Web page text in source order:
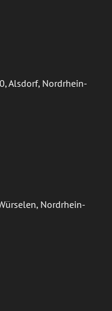
Alsdorf, Nordrhein-
Nordrhein-